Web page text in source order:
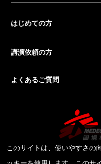
はじめての方
講演依頼の方
よくあるご質問
このサイトは、使いやすさの